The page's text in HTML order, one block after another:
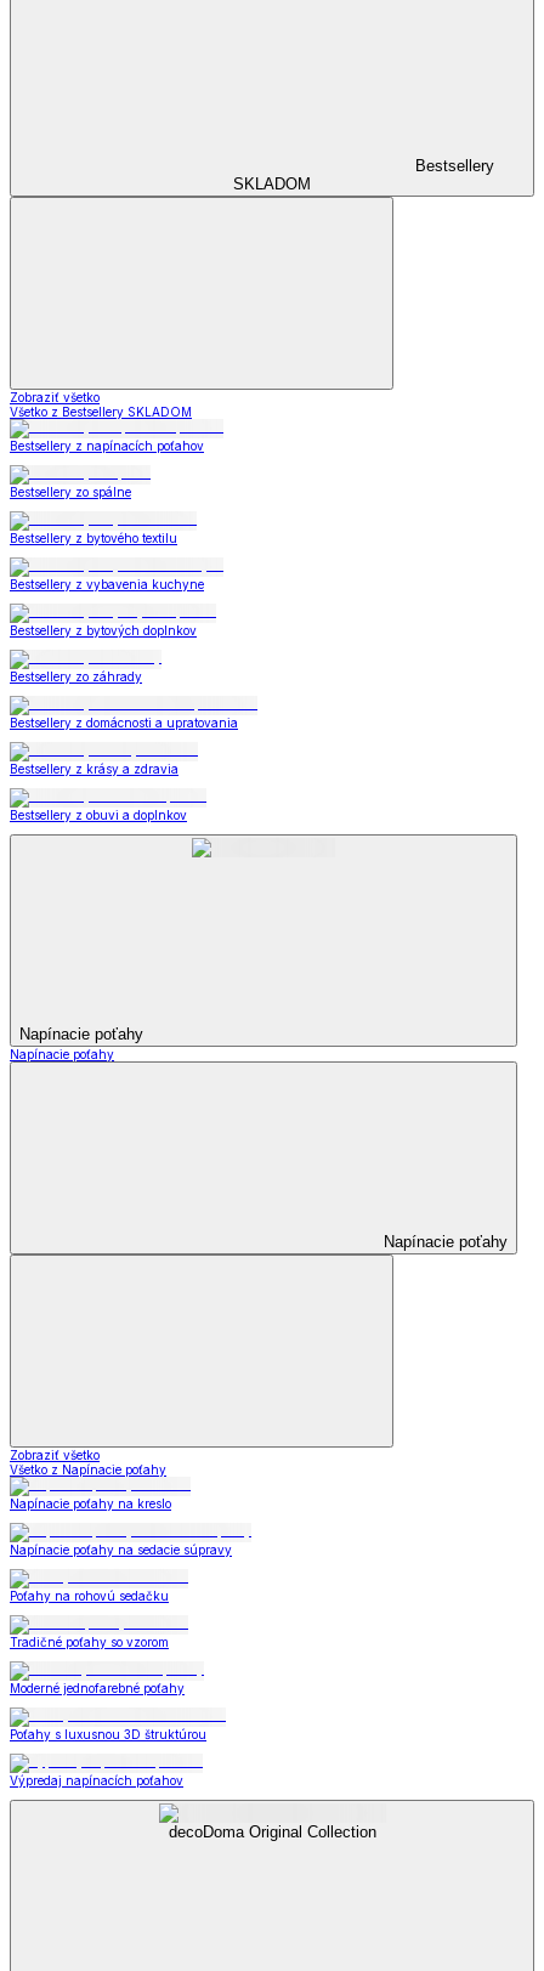
Bestsellery
SKLADOM
Zobraziť všetko
Všetko z Bestsellery SKLADOM
Bestsellery z napínacích poťahov
Bestsellery zo spálne
Bestsellery z bytového textilu
Bestsellery z vybavenia kuchyne
Bestsellery z bytových doplnkov
Bestsellery zo záhrady
Bestsellery z domácnosti a upratovania
Bestsellery z krásy a zdravia
Bestsellery z obuvi a doplnkov
Napínacie poťahy
Napínacie poťahy
Napínacie poťahy
Zobraziť všetko
Všetko z Napínacie poťahy
Napínacie poťahy na kreslo
Napínacie poťahy na sedacie súpravy
Poťahy na rohovú sedačku
Tradičné poťahy so vzorom
Moderné jednofarebné poťahy
Poťahy s luxusnou 3D štruktúrou
Výpredaj napínacích poťahov
decoDoma Original Collection